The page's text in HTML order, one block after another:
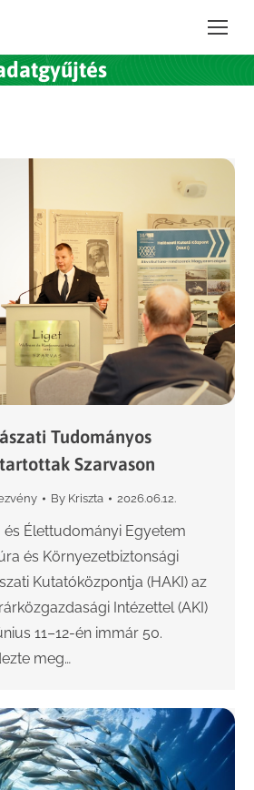
Tudományos
Szarvason
By Kriszta 2026.06.12.
Élettudományi Egyetem
és Környezetbiztonsági
Kutatóközpontja (HAKI) az
Intézettel (AKI)
11–12-én immár 50.
meg…